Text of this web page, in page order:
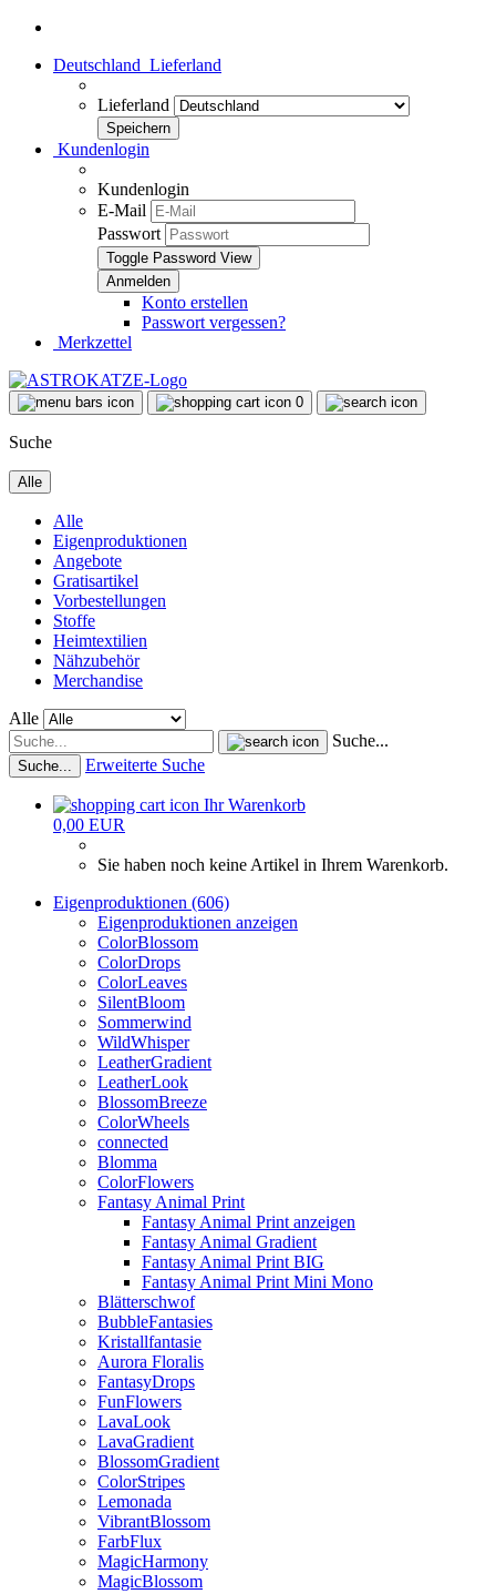
Deutschland Lieferland
Lieferland
Kundenlogin
Kundenlogin
E-Mail
Passwort
Toggle Password View
Konto erstellen
Passwort vergessen?
Merkzettel
0
Suche
Alle
Alle
Eigenproduktionen
Angebote
Gratisartikel
Vorbestellungen
Stoffe
Heimtextilien
Nähzubehör
Merchandise
Alle
Suche...
Suche... Erweiterte Suche
Ihr Warenkorb
0,00 EUR
Sie haben noch keine Artikel in Ihrem Warenkorb.
Eigenproduktionen (606)
Eigenproduktionen anzeigen
ColorBlossom
ColorDrops
ColorLeaves
SilentBloom
Sommerwind
WildWhisper
LeatherGradient
LeatherLook
BlossomBreeze
ColorWheels
connected
Blomma
ColorFlowers
Fantasy Animal Print
Fantasy Animal Print anzeigen
Fantasy Animal Gradient
Fantasy Animal Print BIG
Fantasy Animal Print Mini Mono
Blätterschwof
BubbleFantasies
Kristallfantasie
Aurora Floralis
FantasyDrops
FunFlowers
LavaLook
LavaGradient
BlossomGradient
ColorStripes
Lemonada
VibrantBlossom
FarbFlux
MagicHarmony
MagicBlossom